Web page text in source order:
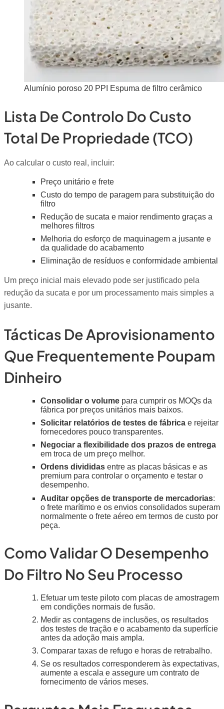
Alumínio poroso 20 PPI Espuma de filtro cerâmico
Lista De Controlo Do Custo
Total De Propriedade (TCO)
Ao calcular o custo real, incluir:
Preço unitário e frete
Custo do tempo de paragem para substituição do
filtro
Redução de sucata e maior rendimento graças a
melhores filtros
Melhoria do esforço de maquinagem a jusante e
da qualidade do acabamento
Eliminação de resíduos e conformidade ambiental
Um preço inicial mais elevado pode ser justificado pela
redução da sucata e por um processamento mais simples a
jusante.
Tácticas De Aprovisionamento
Que Frequentemente Poupam
Dinheiro
Consolidar o volumepara cumprir os MOQs da
fábrica por preços unitários mais baixos.
Solicitar relatórios de testes de fábricae rejeitar
fornecedores pouco transparentes.
Negociar a flexibilidade dos prazos de entrega
em troca de um preço melhor.
Ordens divididasentre as placas básicas e as
premium para controlar o orçamento e testar o
desempenho.
Auditar opções de transporte de mercadorias:
o frete marítimo e os envios consolidados superam
normalmente o frete aéreo em termos de custo por
peça.
Como Validar O Desempenho
Do Filtro No Seu Processo
Efetuar um teste piloto com placas de amostragem
em condições normais de fusão.
Medir as contagens de inclusões, os resultados
dos testes de tração e o acabamento da superfície
antes da adoção mais ampla.
Comparar taxas de refugo e horas de retrabalho.
Se os resultados corresponderem às expectativas,
aumente a escala e assegure um contrato de
fornecimento de vários meses.